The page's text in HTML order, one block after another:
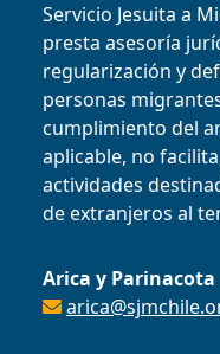
Servicio Jesuita a
presta asesoría
regularización y
personas
cumplimiento del
aplicable, no
actividades
de extranjeros al
Arica y Parinacota